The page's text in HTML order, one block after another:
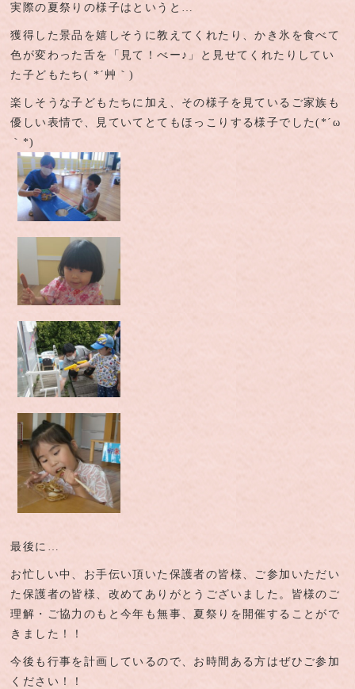
実際の夏祭りの様子はというと…
獲得した景品を嬉しそうに教えてくれたり、かき氷を食べて
色が変わった舌を「見て！べー♪」と見せてくれたりしてい
た子どもたち( *´艸｀)
楽しそうな子どもたちに加え、その様子を見ているご家族も
優しい表情で、見ていてとてもほっこりする様子でした(*´ω
｀*)
最後に…
お忙しい中、お手伝い頂いた保護者の皆様、ご参加いただい
た保護者の皆様、改めてありがとうございました。皆様のご
理解・ご協力のもと今年も無事、夏祭りを開催することがで
きました！！
今後も行事を計画しているので、お時間ある方はぜひご参加
ください！！